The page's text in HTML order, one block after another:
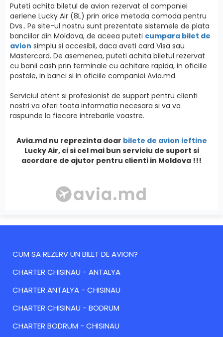
Puteti achita biletul de avion rezervat al companiei
aeriene Lucky Air (8L) prin orice metoda comoda pentru
Dvs.. Pe site-ul nostru sunt prezentate sistemele de plata
banciilor din Moldova, de aceea puteti cumpara bilet de
avion simplu si accesibil, daca aveti card Visa sau
Mastercard. De asemenea, puteti achita biletul rezervat
cu banii cash prin terminale cu achitare rapida, in oficiile
postale, in banci si in oficiile companiei Avia.md.
Serviciul atent si profesionist de support pentru clienti
nostri va oferi toata informatia necesara si va va
raspunde la fiecare intrebarile voastre.
Avia.md nu reprezinta doar bilete de avion ieftine
Lucky Air, ci si cel mai bun serviciu de suport si
acordare de ajutor pentru clienti in Moldova !!!
CUM SA REZERV UN BILET DE AVION?
CHARTER CHISINAU - ANTALYA
CHARTER ANTALYA - CHISINAU
CHARTER CHISINAU - BODRUM
CHARTER BODRUM - CHISINAU